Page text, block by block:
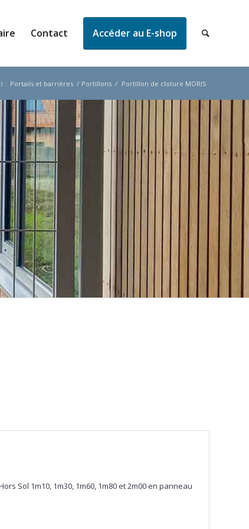
Contact Accéder au E-shop
: Portails et barrières / Portillons / Portillon de cloture MORIS
Sol 1m10, 1m30, 1m60, 1m80 et 2m00 en panneau